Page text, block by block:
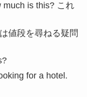
much is this?これ
値段を尋ねる疑問
for a hotel.